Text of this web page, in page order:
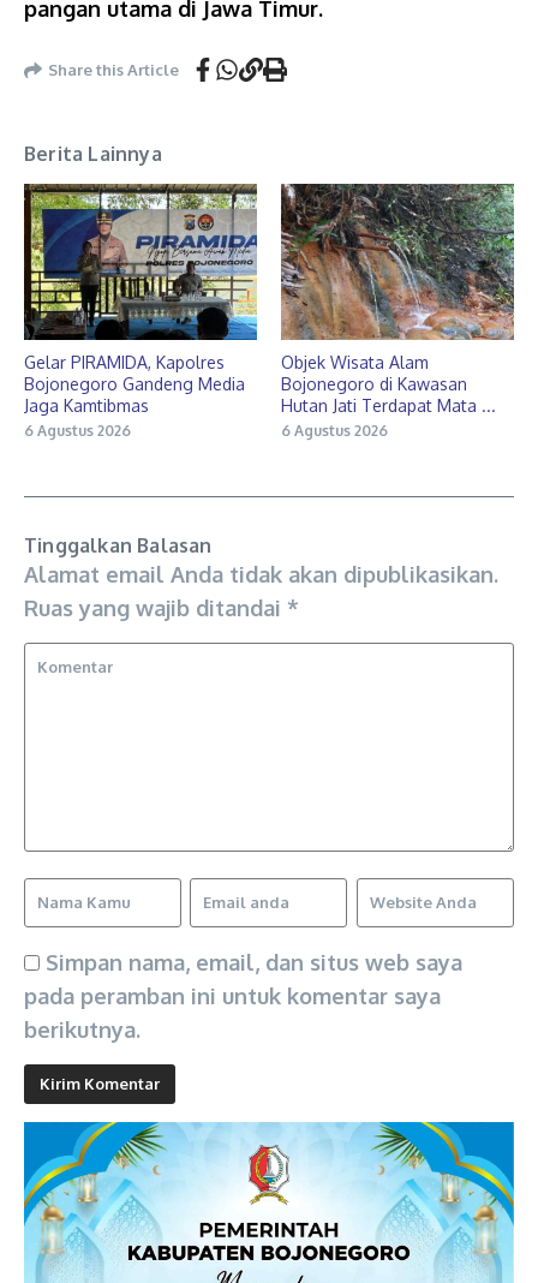
pangan utama di Jawa Timur.
Share this Article
Berita Lainnya
Gelar PIRAMIDA, Kapolres
Bojonegoro Gandeng Media
Jaga Kamtibmas
6 Agustus 2026
Objek Wisata Alam
Bojonegoro di Kawasan
Hutan Jati Terdapat Mata ...
6 Agustus 2026
Tinggalkan Balasan
Alamat email Anda tidak akan dipublikasikan.
Ruas yang wajib ditandai *
Simpan nama, email, dan situs web saya
pada peramban ini untuk komentar saya
berikutnya.